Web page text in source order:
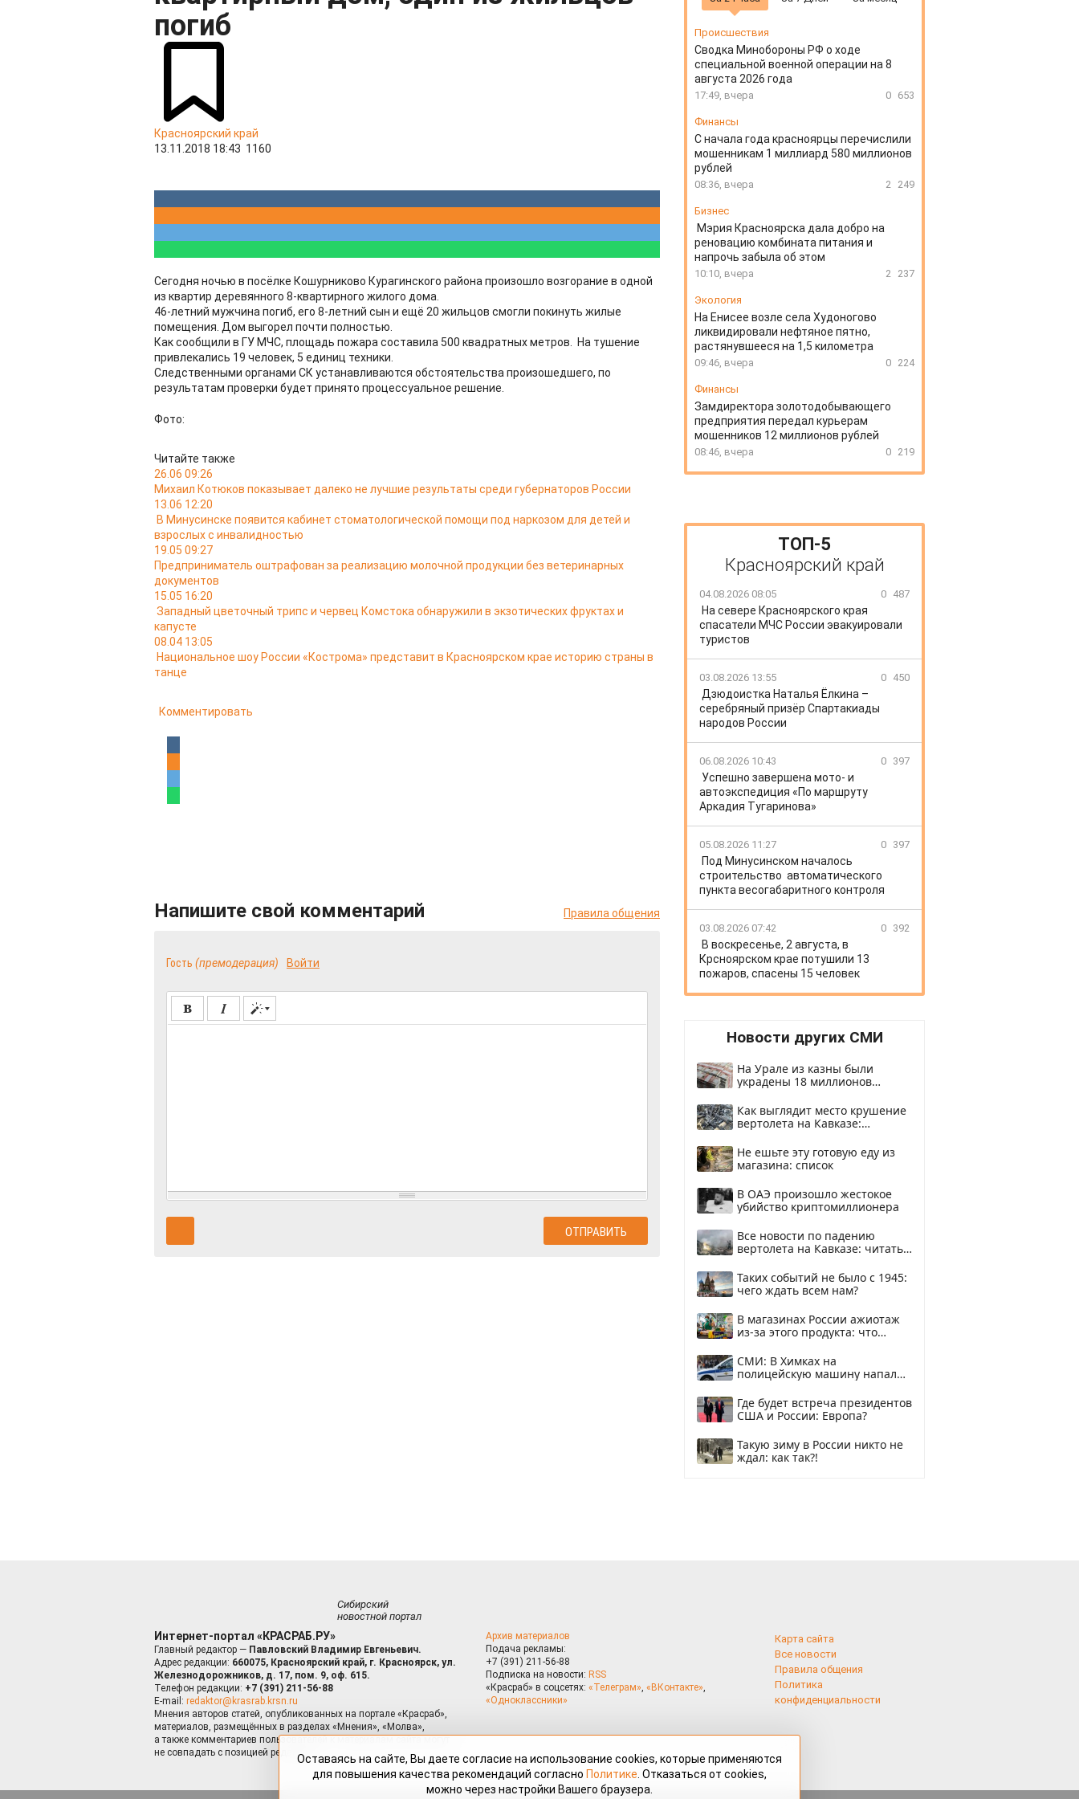
погиб
Красноярский край
13.11.2018 18:43 1160
Сегодня ночью в посёлке Кошурниково Курагинского района произошло возгорание в одной
из квартир деревянного 8-квартирного жилого дома.
46-летний мужчина погиб, его 8-летний сын и ещё 20 жильцов смогли покинуть жилые
помещения. Дом выгорел почти полностью.
Как сообщили в ГУ МЧС, площадь пожара составила 500 квадратных метров. На тушение
привлекались 19 человек, 5 единиц техники.
Следственными органами СК устанавливаются обстоятельства произошедшего, по
результатам проверки будет принято процессуальное решение.
Фото:
Читайте также
26.06 09:26
Михаил Котюков показывает далеко не лучшие результаты среди губернаторов России
13.06 12:20
В Минусинске появится кабинет стоматологической помощи под наркозом для детей и
взрослых с инвалидностью
19.05 09:27
Предприниматель оштрафован за реализацию молочной продукции без ветеринарных
документов
15.05 16:20
Западный цветочный трипс и червец Комстока обнаружили в экзотических фруктах и
капусте
08.04 13:05
Национальное шоу России «Кострома» представит в Красноярском крае историю страны в
танце
Комментировать
Напишите свой комментарий Правила общения
Гость (премодерация) Войти
Происшествия
Сводка Минобороны РФ о ходе
специальной военной операции на 8
августа 2026 года
17:49, вчера 0 653
Финансы
С начала года красноярцы перечислили
мошенникам 1 миллиард 580 миллионов
рублей
08:36, вчера 2 249
Бизнес
Мэрия Красноярска дала добро на
реновацию комбината питания и
напрочь забыла об этом
10:10, вчера 2 237
Экология
На Енисее возле села Худоногово
ликвидировали нефтяное пятно,
растянувшееся на 1,5 километра
09:46, вчера 0 224
Финансы
Замдиректора золотодобывающего
предприятия передал курьерам
мошенников 12 миллионов рублей
08:46, вчера 0 219
ТОП-5
Красноярский край
04.08.2026 08:05 0 487
На севере Красноярского края
спасатели МЧС России эвакуировали
туристов
03.08.2026 13:55 0 450
Дзюдоистка Наталья Ёлкина –
серебряный призёр Спартакиады
народов России
06.08.2026 10:43 0 397
Успешно завершена мото- и
автоэкспедиция «По маршруту
Аркадия Тугаринова»
05.08.2026 11:27 0 397
Под Минусинском началось
строительство автоматического
пункта весогабаритного контроля
03.08.2026 07:42 0 392
В воскресенье, 2 августа, в
Крсноярском крае потушили 13
пожаров, спасены 15 человек
Новости других СМИ
На Урале из казны были
украдены 18 миллионов
Как выглядит место крушение
вертолета на Кавказе:
Не ешьте эту готовую еду из
магазина: список
В ОАЭ произошло жестокое
убийство криптомиллионера
Все новости по падению
вертолета на Кавказе: читать
Таких событий не было с 1945:
чего ждать всем нам?
В магазинах России ажиотаж
из-за этого продукта: что
СМИ: В Химках на
полицейскую машину напали
Где будет встреча президентов
США и России: Европа?
Такую зиму в России никто не
ждал: как так?!
Сибирский
новостной портал
Интернет-портал «КРАСРАБ.РУ»
Главный редактор — Павловский Владимир Евгеньевич.
Адрес редакции: 660075, Красноярский край, г. Красноярск, ул.
Железнодорожников, д. 17, пом. 9, оф. 615.
Телефон редакции: +7 (391) 211-56-88
E-mail: redaktor@krasrab.krsn.ru
Мнения авторов статей, опубликованных на портале «Красраб»,
материалов, размещённых в разделах «Мнения», «Молва»,
а также комментариев пользователей к материалам сайта могут
не совпадать с позицией редакции.
Архив материалов
Подача рекламы:
+7 (391) 211-56-88
Подписка на новости: RSS
«Красраб» в соцсетях: «Телеграм», «ВКонтакте»,
«Одноклассники»
Карта сайта
Все новости
Правила общения
Политика
конфиденциальности
Оставаясь на сайте, Вы даете согласие на использование cookies, которые применяются
для повышения качества рекомендаций согласно Политике . Отказаться от cookies,
можно через настройки Вашего браузера.